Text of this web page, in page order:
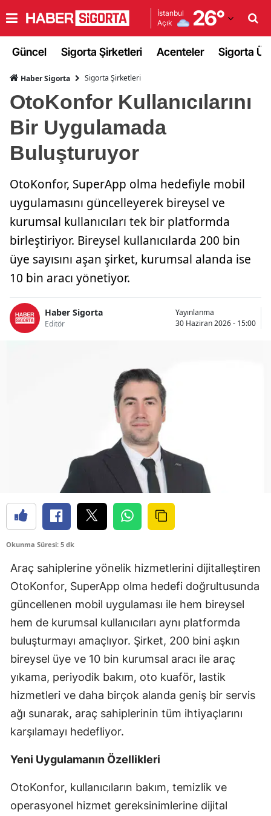
İstanbul
Açık
26°
Adana
Ağrı
Antalya
Artvin
Aydın
Balıkesir
Bingöl
Çankırı
Denizli
Diyarbakır
Elazığ
Erzincan
Erzurum
Eskişehir
Gaziantep
Giresun
Hatay
Isparta
Güncel Sigorta Şirketleri Acenteler Sigorta
Haber Sigorta Sigorta Şirketleri
OtoKonfor Kullanıcılarını
Bir Uygulamada
Buluşturuyor
OtoKonfor, SuperApp olma hedefiyle mobil
uygulamasını güncelleyerek bireysel ve
kurumsal kullanıcıları tek bir platformda
birleştiriyor. Bireysel kullanıcılarda 200 bin
üye sayısını aşan şirket, kurumsal alanda ise
10 bin aracı yönetiyor.
Haber Sigorta
Editör
Yayınlanma
30 Haziran 2026 - 15:00
Okunma Süresi: 5 dk
Araç sahiplerine yönelik hizmetlerini dijitalleştiren
OtoKonfor, SuperApp olma hedefi doğrultusunda
güncellenen mobil uygulaması ile hem bireysel
hem de kurumsal kullanıcıları aynı platformda
buluşturmayı amaçlıyor. Şirket, 200 bini aşkın
bireysel üye ve 10 bin kurumsal aracı ile araç
yıkama, periyodik bakım, oto kuaför, lastik
hizmetleri ve daha birçok alanda geniş bir servis
ağı sunarak, araç sahiplerinin tüm ihtiyaçlarını
karşılamayı hedefliyor.
Yeni Uygulamanın Özellikleri
OtoKonfor, kullanıcıların bakım, temizlik ve
operasyonel hizmet gereksinimlerine dijital